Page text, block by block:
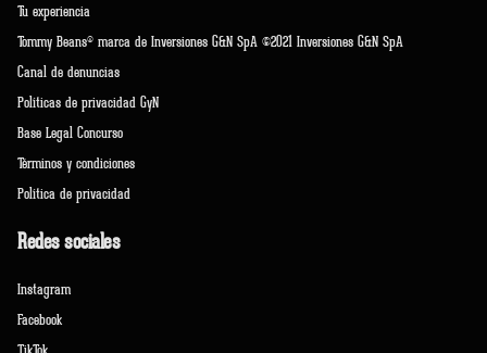
Tu experiencia
Tommy Beans® marca de Inversiones G&N SpA ©2021 Inversiones G&N SpA
Canal de denuncias
Políticas de privacidad GyN
Base Legal Concurso
Términos y condiciones
Política de privacidad
Redes sociales
Instagram
Facebook